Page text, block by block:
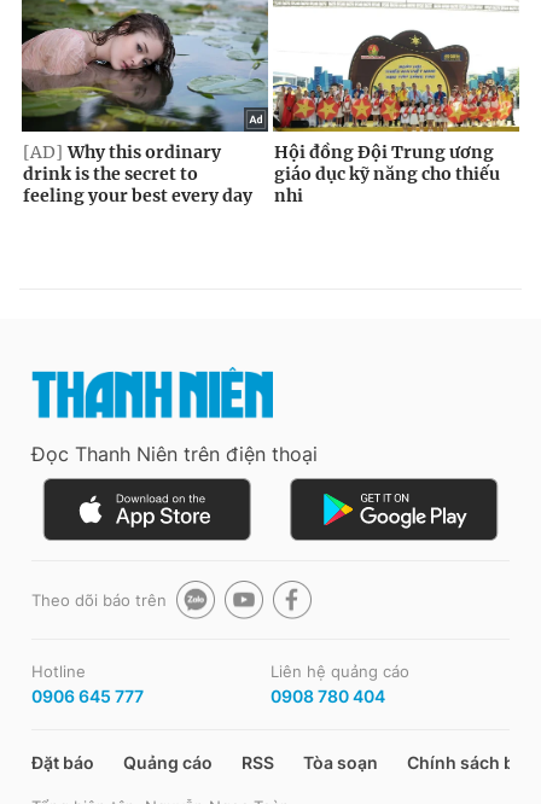
Đọc Thanh Niên trên điện thoại
Theo dõi báo trên
Hotline
0906 645 777
Liên hệ quảng cáo
0908 780 404
Đặt báo Quảng cáo RSS Tòa soạn Chính sách bảo